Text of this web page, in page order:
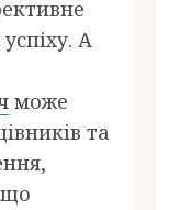
А
може
та
що